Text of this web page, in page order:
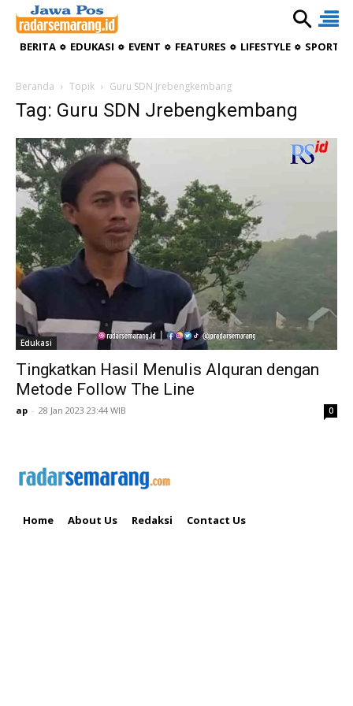
BERITA EDUKASI EVENT FEATURES LIFESTYLE
Beranda Topik Guru SDN Jrebengkembang
Tag: Guru SDN Jrebengkembang
Edukasi
Tingkatkan Hasil Menulis Alquran dengan
Metode Follow The Line
ap - 28 Jan 2023 23:44 WIB 0
Home About Us Redaksi Contact Us